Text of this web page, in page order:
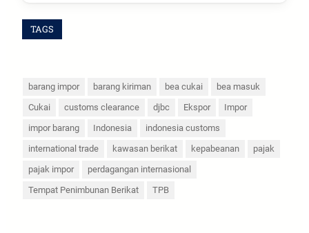
TAGS
barang impor barang kiriman bea cukai
bea masuk
Cukai
customs clearance djbc Ekspor
Impor
impor barang
Indonesia
indonesia customs
international trade
kawasan berikat kepabeanan
pajak
pajak impor
perdagangan internasional
Tempat Penimbunan Berikat
TPB